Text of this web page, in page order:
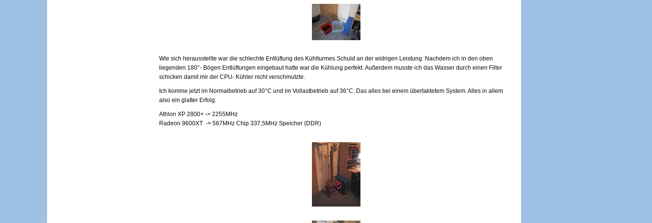
Wie sich herausstellte war die schlechte Entlüftung des Kühlturmes Schuld an der widrigen Leistung. Nachdem ich in den oben
liegenden 180°- Bögen Entlüftungen eingebaut hatte war die Kühlung perfekt. Außerdem musste ich das Wasser durch einen Filter
schicken damit mir der CPU- Kühler nicht verschmutzte.
Ich komme jetzt im Normalbetrieb auf 30°C und im Vollastbetrieb auf 36°C. Das alles bei einem übertaktetem System. Alles in allem
also ein glatter Erfolg:
Athlon XP 2800+ -> 2255MHz
Radeon 9600XT -> 567MHz Chip 337,5MHz Speicher (DDR)